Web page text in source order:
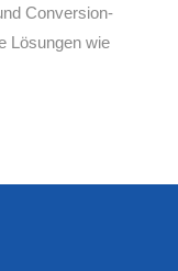
Conversion-
Lösungen wie